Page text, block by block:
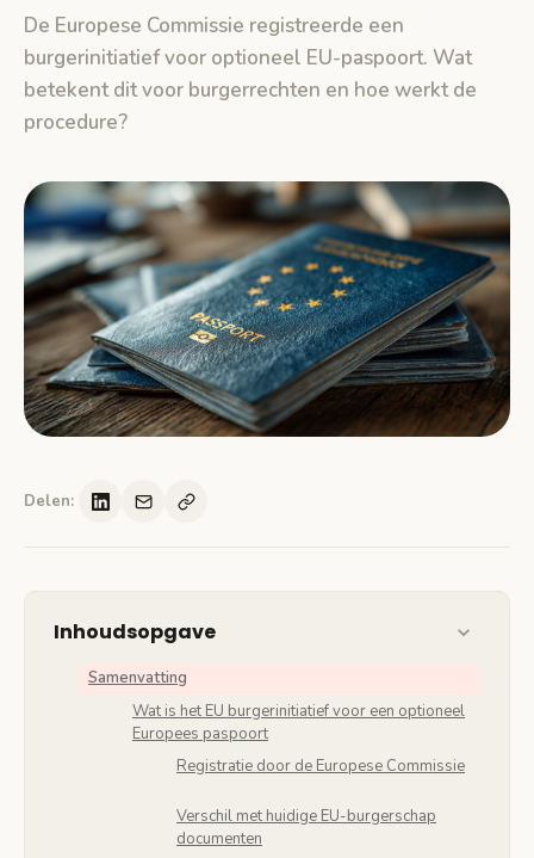
De Europese Commissie registreerde een
burgerinitiatief voor optioneel EU-paspoort. Wat
betekent dit voor burgerrechten en hoe werkt de
procedure?
Delen:
Inhoudsopgave
Samenvatting
Wat is het EU burgerinitiatief voor een optioneel
Europees paspoort
Registratie door de Europese Commissie
Verschil met huidige EU-burgerschap
documenten